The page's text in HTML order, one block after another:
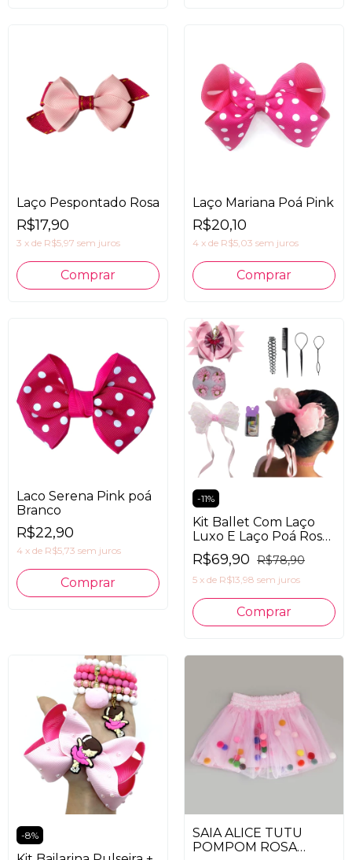
Laço Pespontado Rosa
R$17,90
3 x de R$5,97 sem juros
Laço Mariana Poá Pink
R$20,10
4 x de R$5,03 sem juros
Laco Serena Pink poá
Branco
R$22,90
4 x de R$5,73 sem juros
-11%
Kit Ballet Com Laço
Luxo E Laço Poá Rosa
E Porta Coque Flora
R$69,90 R$78,90
5 x de R$13,98 sem juros
-8%
SAIA ALICE TUTU
POMPOM ROSA